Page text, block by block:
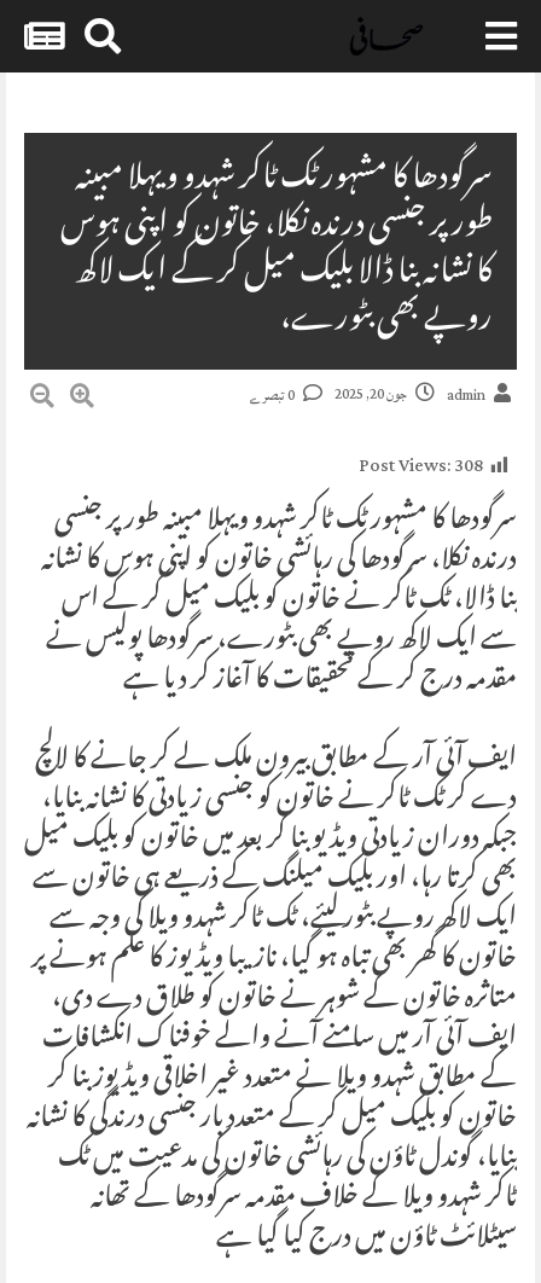
Skip
سرگودھا کا مشہور ٹک ٹاکر شہدو ویہلا مبینہ
طور پر جنسی درندہ نکلا، خاتون کو اپنی ہوس
کا نشانہ بنا ڈالا بلیک میل کر کے ایک لاکھ
روپے بھی بٹورے،
admin جون 20, 2025
Post Views:308
سرگودھا کا مشہور ٹک ٹاکر شہدو ویہلا مبینہ طور پر جنسی
درندہ نکلا، سرگودھا کی رہائشی خاتون کو اپنی ہوس کا نشانہ
بنا ڈالا، ٹک ٹاکر نے خاتون کو بلیک میل کر کے اس
سے ایک لاکھ روپے بھی بٹورے، سرگودھا پولیس نے
مقدمہ درج کر کے تحقیقات کا آغاز کر دیا ہے
ایف آئی آر کے مطابق بیرون ملک لے کر جانے کا لالچ
دے کر ٹک ٹاکر نے خاتون کو جنسی زیادتی کا نشانہ بنایا،
جبکہ دوران زیادتی ویڈیو بنا کر بعد میں خاتون کو بلیک میل
بھی کرتا رہا، اور بلیک میلنگ کے ذریعے ہی خاتون سے
ایک لاکھ روپے بٹور لیئے، ٹک ٹاکر شہدو ویلا کی وجہ سے
خاتون کا گھر بھی تباہ ہو گیا، نازیبا ویڈیوز کا علم ہونے پر
متاثرہ خاتون کے شوہر نے خاتون کو طلاق دے دی،
ایف آئی آر میں سامنے آنے والے خوفناک انکشافات
کے مطابق شہدو ویلا نے متعدد غیر اخلاقی ویڈیوز بنا کر
خاتون کو بلیک میل کر کے متعدد بار جنسی درندگی کا نشانہ
بنایا، گوندل ٹاؤن کی رہائشی خاتون کی مدعیت میں ٹک
ٹاکر شہدو ویلا کے خلاف مقدمہ سرگودھا کے تھانہ
سیٹلائٹ ٹاؤن میں درج کیا گیا ہے